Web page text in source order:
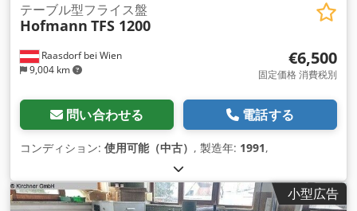
Raasdorf bei Wien
9,004 km
テーブル型フライス盤
Hofmann TFS 1200
€6,500
固定価格 消費税別
問い合わせる 電話する
コンディション: 使用可能（中古） , 製造年: 1991,
小型広告